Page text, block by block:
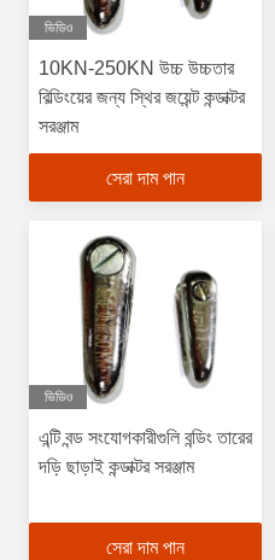
ভিডিও
10KN-250KN উচ্চ উচ্চতার
বিল্ডিংয়ের জন্য স্থির জয়েন্ট কন্ডাক্টর
সরঞ্জাম
সেরা দাম পান
ভিডিও
এন্টি বন্ড সংযোগকারীগুলি বন্ডিং তারের
দড়ি ছাড়াই কন্ডাক্টর সরঞ্জাম
সেরা দাম পান